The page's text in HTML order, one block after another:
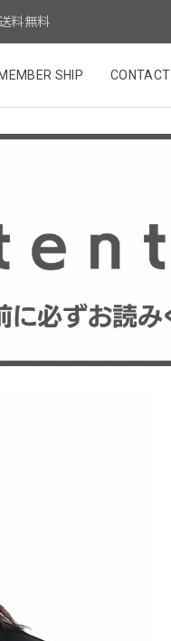
料無料
SHIP CONTACT